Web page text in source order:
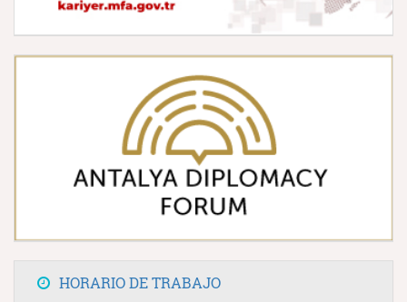
HORARIO DE TRABAJO